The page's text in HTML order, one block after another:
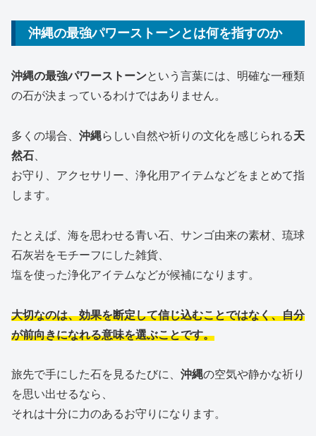
沖縄の最強パワーストーンとは何を指すのか
沖縄の最強パワーストーンという言葉には、明確な一種類
の石が決まっているわけではありません。
多くの場合、 沖縄らしい自然や祈りの文化を感じられる天
然石
お守り、アクセサリー、浄化用アイテムなどをまとめて指
します。
たとえば、海を思わせる青い石、サンゴ由来の素材、琉球
石灰岩をモチーフにした雑貨、
塩を使った浄化アイテムなどが候補になります。
大切なのは、効果を断定して信じ込むことではなく、自分
が前向きになれる意味を選ぶことです。
旅先で手にした石を見るたびに、 沖縄の空気や静かな祈り
を思い出せるなら、
それは十分に力のあるお守りになります。